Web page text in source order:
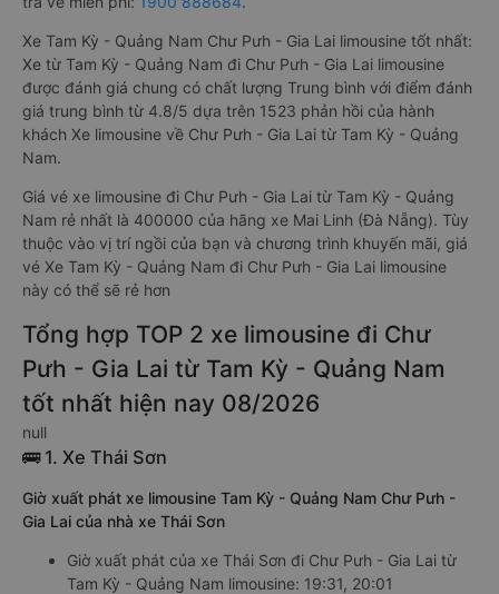
Xe Tam Kỳ - Quảng Nam Chư Pưh - Gia Lai limousine tốt nhất:
Xe từ Tam Kỳ - Quảng Nam đi Chư Pưh - Gia Lai limousine
được đánh giá chung có chất lượng Trung bình với điểm đánh
giá trung bình từ 4.8/5 dựa trên 1523 phản hồi của hành
khách Xe limousine về Chư Pưh - Gia Lai từ Tam Kỳ - Quảng
Nam.
Giá vé xe limousine đi Chư Pưh - Gia Lai từ Tam Kỳ - Quảng
Nam rẻ nhất là 400000 của hãng xe Mai Linh (Đà Nẵng). Tùy
thuộc vào vị trí ngồi của bạn và chương trình khuyến mãi, giá
vé Xe Tam Kỳ - Quảng Nam đi Chư Pưh - Gia Lai limousine
này có thể sẽ rẻ hơn
Tổng hợp TOP 2 xe limousine đi Chư
Pưh - Gia Lai từ Tam Kỳ - Quảng Nam
tốt nhất hiện nay 08/2026
null
🚌 1. Xe Thái Sơn
Giờ xuất phát xe limousine Tam Kỳ - Quảng Nam Chư Pưh -
Gia Lai của nhà xe Thái Sơn
Giờ xuất phát của xe Thái Sơn đi Chư Pưh - Gia Lai từ
Tam Kỳ - Quảng Nam limousine: 19:31, 20:01